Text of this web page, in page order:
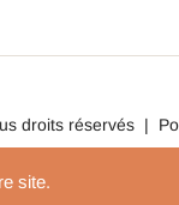
site.
droits réservés |